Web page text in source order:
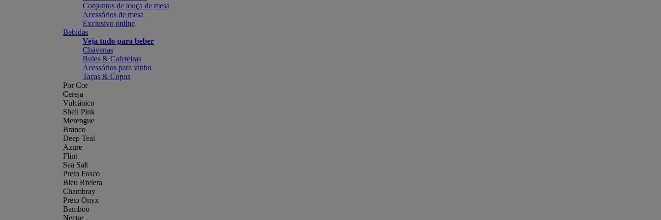
Conjuntos de louça de mesa
Acessórios de mesa
Exclusivo online
Bebidas
Veja tudo para beber
Chávenas
Bules & Cafeteiras
Acessórios para vinho
Taças & Copos
Por Cor
Cereja
Vulcânico
Shell Pink
Merengue
Branco
Deep Teal
Azure
Flint
Sea Salt
Preto Fosco
Bleu Riviera
Chambray
Preto Onyx
Bamboo
Nectar